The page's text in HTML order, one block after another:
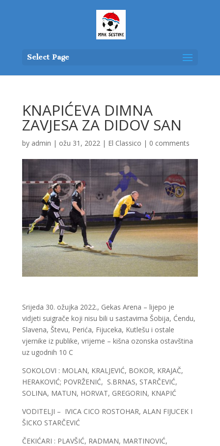
Select Page
KNAPIĆEVA DIMNA
ZAVJESA ZA DIDOV SAN
by admin | ožu 31, 2022| El Classico | 0 comments
Srijeda 30. ožujka 2022., Gekas Arena – lijepo je
vidjeti suigrače koji nisu bili u sastavima Šobija, Ćendu,
Slavena, Števu, Perića, Fijuceka, Kutlešu i ostale
vjernike iz publike, vrijeme – kišna ozonska ostavština
uz ugodnih 10 C
SOKOLOVI : MOLAN, KRALJEVIĆ, BOKOR, KRAJAČ,
HERAKOVIĆ; POVRŽENIĆ, S.BRNAS, STARČEVIĆ,
SOLINA, MATUN, HORVAT, GREGORIN, KNAPIĆ
VODITELJI – IVICA CICO ROSTOHAR, ALAN FIJUCEK I
ŠICKO STARČEVIĆ
ČEKIĆARI : PLAVŠIĆ, RADMAN, MARTINOVIĆ,